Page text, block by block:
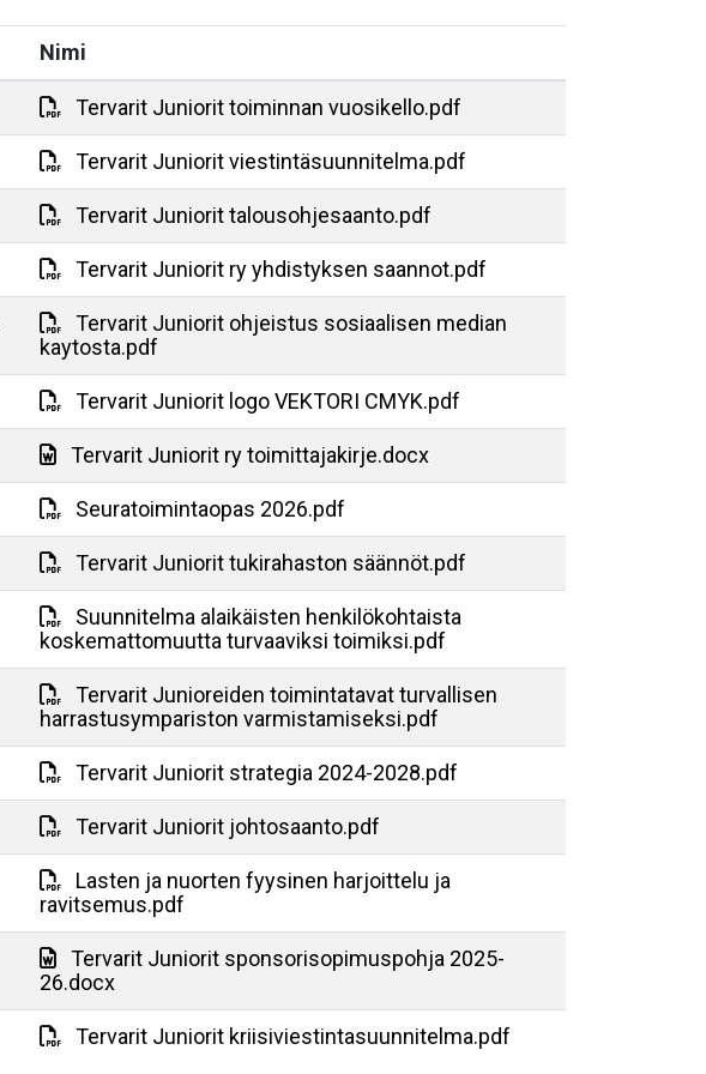
Nimi
Tervarit Juniorit toiminnan vuosikello.pdf
Tervarit Juniorit viestintäsuunnitelma.pdf
Tervarit Juniorit talousohjesaanto.pdf
Tervarit Juniorit ry yhdistyksen saannot.pdf
Tervarit Juniorit ohjeistus sosiaalisen median
kaytosta.pdf
Tervarit Juniorit logo VEKTORI CMYK.pdf
Tervarit Juniorit ry toimittajakirje.docx
Seuratoimintaopas 2026.pdf
Tervarit Juniorit tukirahaston säännöt.pdf
Suunnitelma alaikäisten henkilökohtaista
koskemattomuutta turvaaviksi toimiksi.pdf
Tervarit Junioreiden toimintatavat turvallisen
harrastusympariston varmistamiseksi.pdf
Tervarit Juniorit strategia 2024-2028.pdf
Tervarit Juniorit johtosaanto.pdf
Lasten ja nuorten fyysinen harjoittelu ja
ravitsemus.pdf
Tervarit Juniorit sponsorisopimuspohja 2025-
26.docx
Tervarit Juniorit kriisiviestintasuunnitelma.pdf